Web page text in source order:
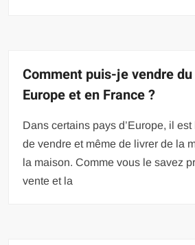
Comment puis-je vendre du
Europe et en France ?
Dans certains pays d’Europe, il est
de vendre et même de livrer de la
la maison. Comme vous le savez
vente et la